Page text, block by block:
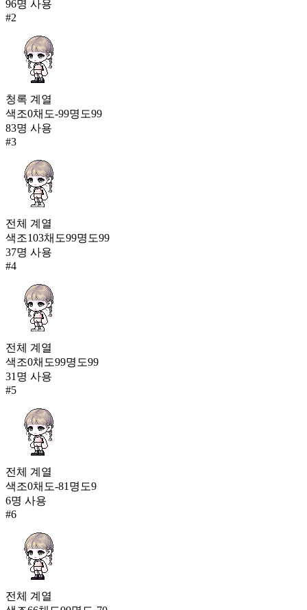
353
태엽의 기사 슈즈
6,314
모험가 다크나이트 부츠
6,305
355
두근 운동화
96명 사용
#2
청록 계열
색조0채도-99명도99
83명 사용
#3
전체 계열
색조103채도99명도99
37명 사용
#4
전체 계열
색조0채도99명도99
31 명 사용
#5
전체 계열
색조0채도-81 명도9
6명 사용
#6
전체 계열